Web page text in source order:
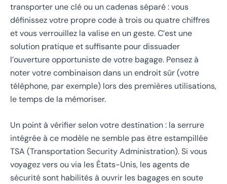
transporter une clé ou un cadenas séparé : vous
définissez votre propre code à trois ou quatre chiffres
et vous verrouillez la valise en un geste. C’est une
solution pratique et suffisante pour dissuader
l’ouverture opportuniste de votre bagage. Pensez à
noter votre combinaison dans un endroit sûr (votre
téléphone, par exemple) lors des premières utilisations,
le temps de la mémoriser.
Un point à vérifier selon votre destination : la serrure
intégrée à ce modèle ne semble pas être estampillée
TSA (Transportation Security Administration). Si vous
voyagez vers ou via les États-Unis, les agents de
sécurité sont habilités à ouvrir les bagages en soute